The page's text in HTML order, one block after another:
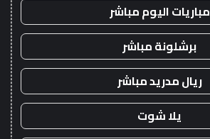
مباريات اليوم مباشر
برشلونة مباشر
ريال مدريد مباشر
يلا شوت